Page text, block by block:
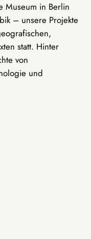
Museum in Berlin
– unsere Projekte
statt. Hinter
von
und